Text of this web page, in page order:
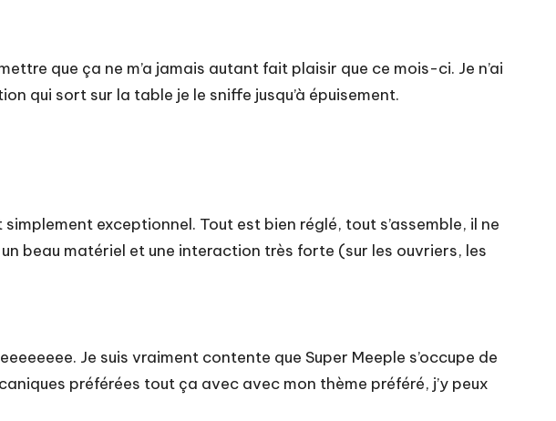
que ça ne m’a jamais autant fait plaisir que ce mois-ci. Je n’ai
qui sort sur la table je le sniffe jusqu’à épuisement.
exceptionnel. Tout est bien réglé, tout s’assemble, il ne
beau matériel et une interaction très forte (sur les ouvriers, les
Je suis vraiment contente que Super Meeple s’occupe de
préférées tout ça avec avec mon thème préféré, j’y peux